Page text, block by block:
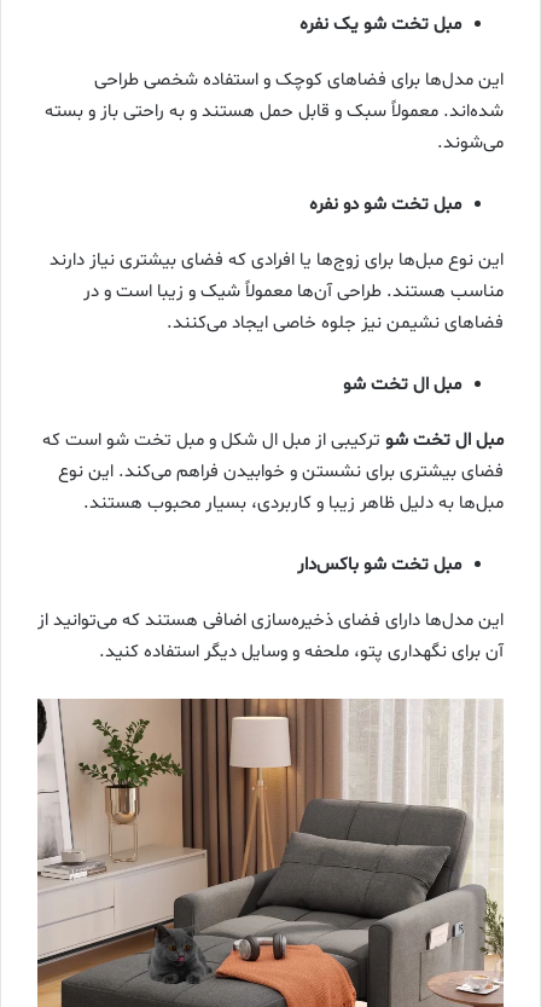
مبل تخت شو یک نفره
این مدل‌ها برای فضاهای کوچک و استفاده شخصی طراحی
شده‌اند. معمولاً سبک و قابل حمل هستند و به راحتی باز و بسته
می‌شوند.
مبل تخت شو دو نفره
این نوع مبل‌ها برای زوج‌ها یا افرادی که فضای بیشتری نیاز دارند
مناسب هستند. طراحی آن‌ها معمولاً شیک و زیبا است و در
فضاهای نشیمن نیز جلوه خاصی ایجاد می‌کنند.
مبل ال تخت شو
مبل ال تخت شو ترکیبی از مبل ال شکل و مبل تخت شو است که
فضای بیشتری برای نشستن و خوابیدن فراهم می‌کند. این نوع
مبل‌ها به دلیل ظاهر زیبا و کاربردی، بسیار محبوب هستند.
مبل تخت شو باکس‌دار
این مدل‌ها دارای فضای ذخیره‌سازی اضافی هستند که می‌توانید از
آن برای نگهداری پتو، ملحفه و وسایل دیگر استفاده کنید.